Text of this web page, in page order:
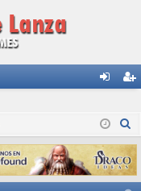
nti
fic
ar
ist
ra
rs
s
c